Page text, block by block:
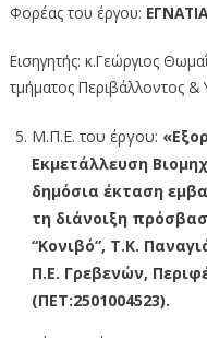
Φορέας του έργου:
Εισηγητής: κ.Γεώργιος
τμήματος Περιβάλλοντος &
Μ.Π.Ε. του έργου:
Εκμετάλλευση
δημόσια έκταση
τη διάνοιξη
“Κονιβό”, Τ.Κ.
Π.Ε. Γρεβενών,
(ΠΕΤ:2501004523).